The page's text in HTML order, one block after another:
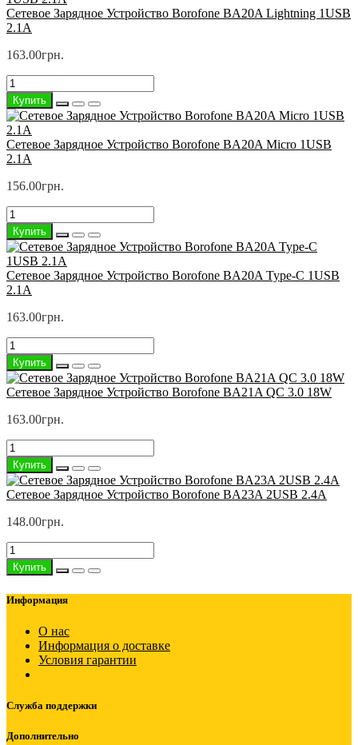
Сетевое Зарядное Устройство Borofone BA20A Lightning 1USB
2.1A
163.00грн.
Купить
Сетевое Зарядное Устройство Borofone BA20A Micro 1USB
2.1A
156.00грн.
Купить
Сетевое Зарядное Устройство Borofone BA20A Type-C 1USB
2.1A
163.00грн.
Купить
Сетевое Зарядное Устройство Borofone BA21A QC 3.0 18W
163.00грн.
Купить
Сетевое Зарядное Устройство Borofone BA23A 2USB 2.4A
148.00грн.
Купить
Информация
О нас
Информация о доставке
Условия гарантии
Служба поддержки
Дополнительно